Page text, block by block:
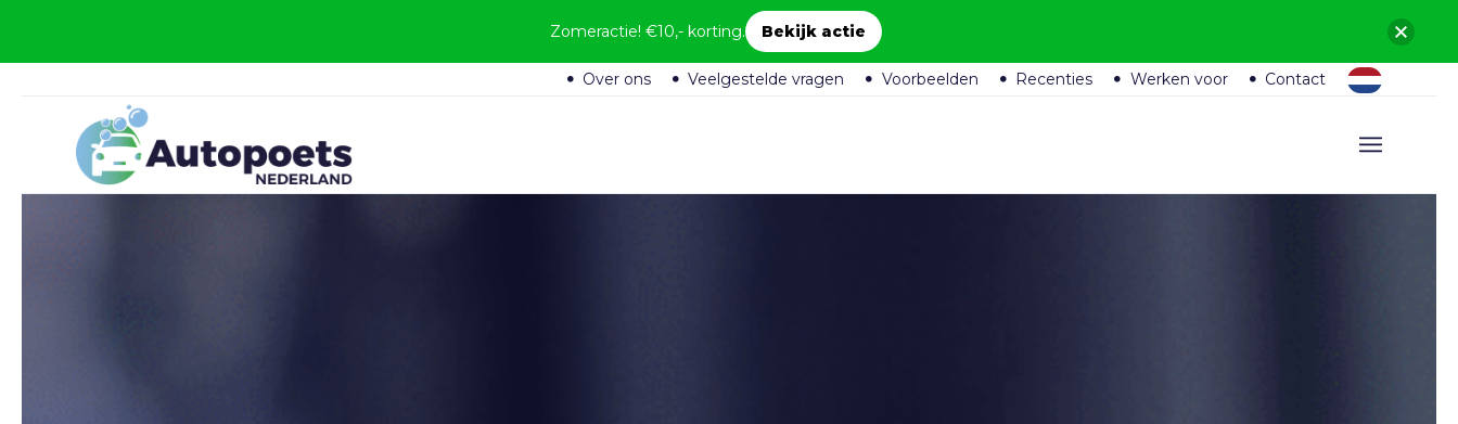
Over ons Veelgestelde vragen Voorbeelden Recenties Werken voor Contact
Zomeractie! €10,- korting. Bekijk actie